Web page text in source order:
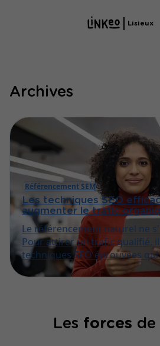
Lisieux
Archives
Référencement SEM
Les techniques SEO
augmenter le trafic
Le référencement naturel ne
Pour attirer un trafic qualifié,
techniques SEO éprouvées
visibilité de votre site dans
dans cet article les stratégies
Les forces de